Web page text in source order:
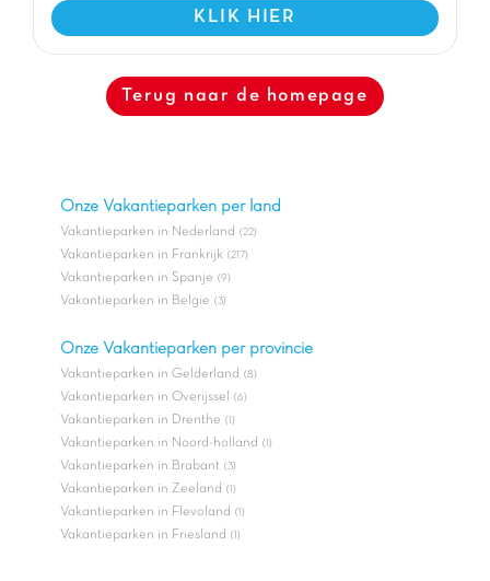
KLIK HIER
Terug naar de homepage
Onze Vakantieparken per land
Vakantieparken in Nederland (22)
Vakantieparken in Frankrijk (217)
Vakantieparken in Spanje (9)
Vakantieparken in Belgie (3)
Onze Vakantieparken per provincie
Vakantieparken in Gelderland (8)
Vakantieparken in Overijssel (6)
Vakantieparken in Drenthe (1)
Vakantieparken in Noord-holland (1)
Vakantieparken in Brabant (3)
Vakantieparken in Zeeland (1)
Vakantieparken in Flevoland (1)
Vakantieparken in Friesland (1)